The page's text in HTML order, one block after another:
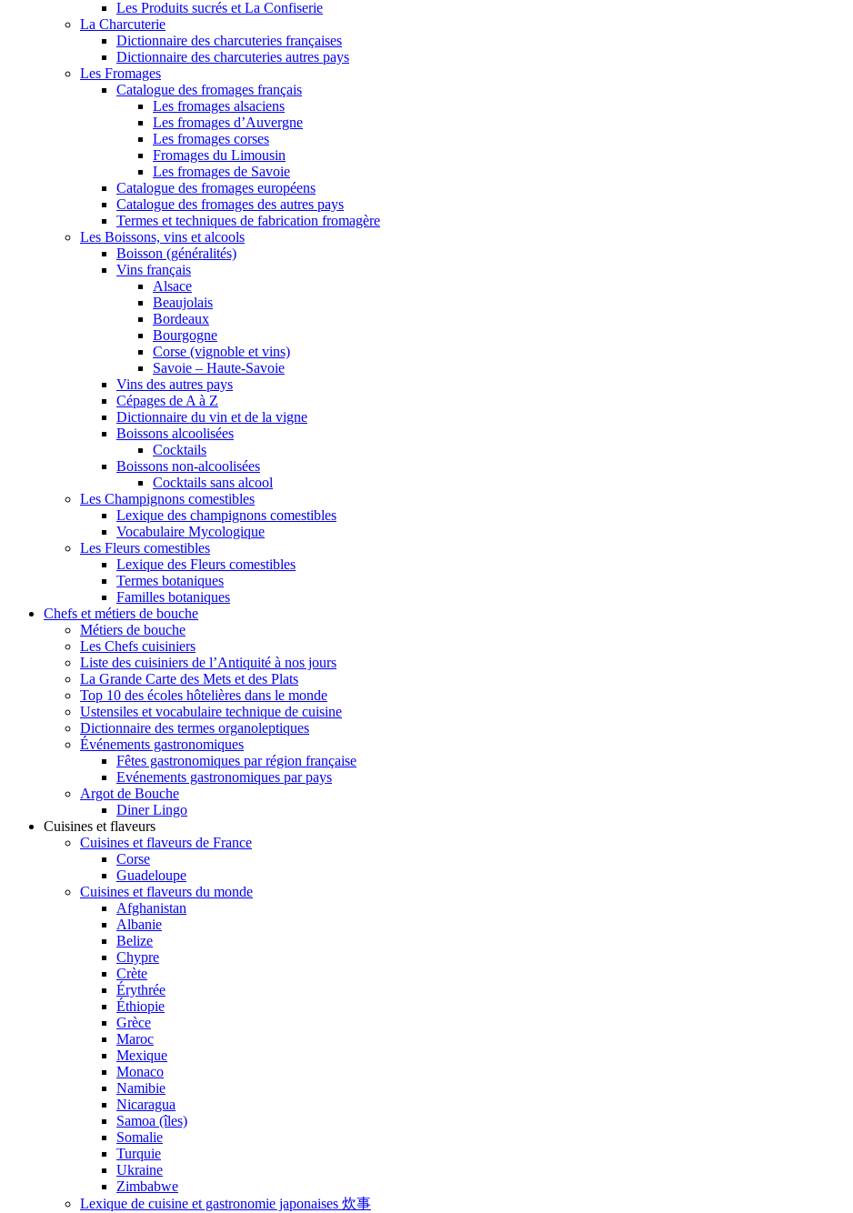
Les Produits sucrés et La Confiserie
La Charcuterie
Dictionnaire des charcuteries françaises
Dictionnaire des charcuteries autres pays
Les Fromages
Catalogue des fromages français
Les fromages alsaciens
Les fromages d’Auvergne
Les fromages corses
Fromages du Limousin
Les fromages de Savoie
Catalogue des fromages européens
Catalogue des fromages des autres pays
Termes et techniques de fabrication fromagère
Les Boissons, vins et alcools
Boisson (généralités)
Vins français
Alsace
Beaujolais
Bordeaux
Bourgogne
Corse (vignoble et vins)
Savoie – Haute-Savoie
Vins des autres pays
Cépages de A à Z
Dictionnaire du vin et de la vigne
Boissons alcoolisées
Cocktails
Boissons non-alcoolisées
Cocktails sans alcool
Les Champignons comestibles
Lexique des champignons comestibles
Vocabulaire Mycologique
Les Fleurs comestibles
Lexique des Fleurs comestibles
Termes botaniques
Familles botaniques
Chefs et métiers de bouche
Métiers de bouche
Les Chefs cuisiniers
Liste des cuisiniers de l’Antiquité à nos jours
La Grande Carte des Mets et des Plats
Top 10 des écoles hôtelières dans le monde
Ustensiles et vocabulaire technique de cuisine
Dictionnaire des termes organoleptiques
Événements gastronomiques
Fêtes gastronomiques par région française
Evénements gastronomiques par pays
Argot de Bouche
Diner Lingo
Cuisines et flaveurs
Cuisines et flaveurs de France
Corse
Guadeloupe
Cuisines et flaveurs du monde
Afghanistan
Albanie
Belize
Chypre
Crète
Érythrée
Éthiopie
Grèce
Maroc
Mexique
Monaco
Namibie
Nicaragua
Samoa (îles)
Somalie
Turquie
Ukraine
Zimbabwe
Lexique de cuisine et gastronomie japonaises 炊事